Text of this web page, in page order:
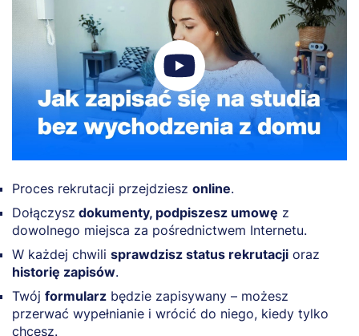
Proces rekrutacji przejdziesz online.
Dołączysz dokumenty, podpiszesz umowę z
dowolnego miejsca za pośrednictwem Internetu.
W każdej chwili sprawdzisz status rekrutacji oraz
historię zapisów.
Twój formularz będzie zapisywany – możesz
przerwać wypełnianie i wrócić do niego, kiedy tylko
chcesz.